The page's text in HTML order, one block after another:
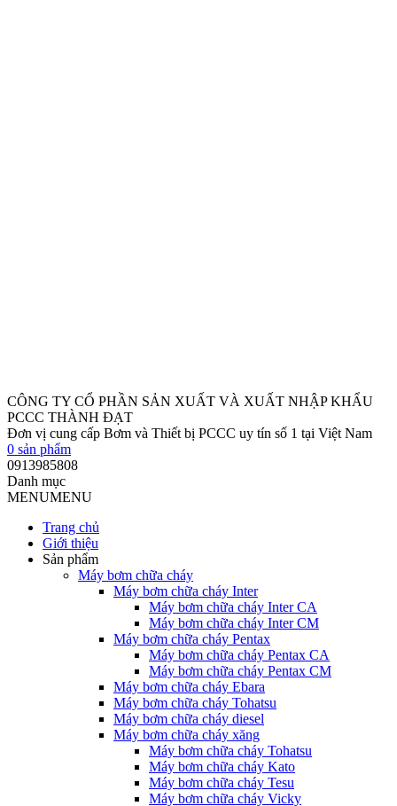
CÔNG TY CỔ PHẦN SẢN XUẤT VÀ XUẤT NHẬP KHẨU
PCCC THÀNH ĐẠT
Đơn vị cung cấp Bơm và Thiết bị PCCC uy tín số 1 tại Việt Nam
0 sản phẩm
0913985808
Danh mục
MENUMENU
Trang chủ
Giới thiệu
Sản phẩm
Máy bơm chữa cháy
Máy bơm chữa cháy Inter
Máy bơm chữa cháy Inter CA
Máy bơm chữa cháy Inter CM
Máy bơm chữa cháy Pentax
Máy bơm chữa cháy Pentax CA
Máy bơm chữa cháy Pentax CM
Máy bơm chữa cháy Ebara
Máy bơm chữa cháy Tohatsu
Máy bơm chữa cháy diesel
Máy bơm chữa cháy xăng
Máy bơm chữa cháy Tohatsu
Máy bơm chữa cháy Kato
Máy bơm chữa cháy Tesu
Máy bơm chữa cháy Vicky